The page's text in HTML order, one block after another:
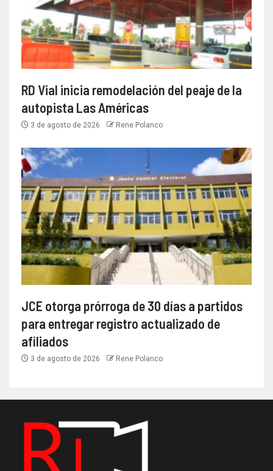
RD Vial inicia remodelación del peaje de la
autopista Las Américas
3 de agosto de 2026 Rene Polanco
JCE otorga prórroga de 30 días a partidos
para entregar registro actualizado de
afiliados
3 de agosto de 2026 Rene Polanco